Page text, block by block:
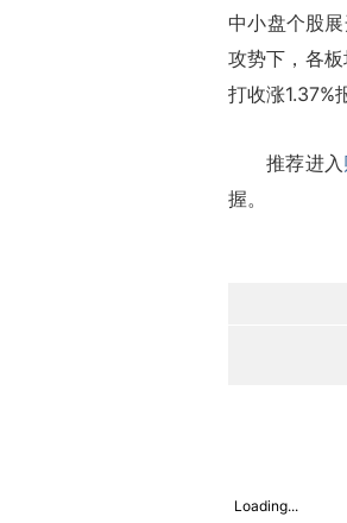
中小盘个股
攻势下，各
打收涨1.37%
推荐进入
握。
Loading...